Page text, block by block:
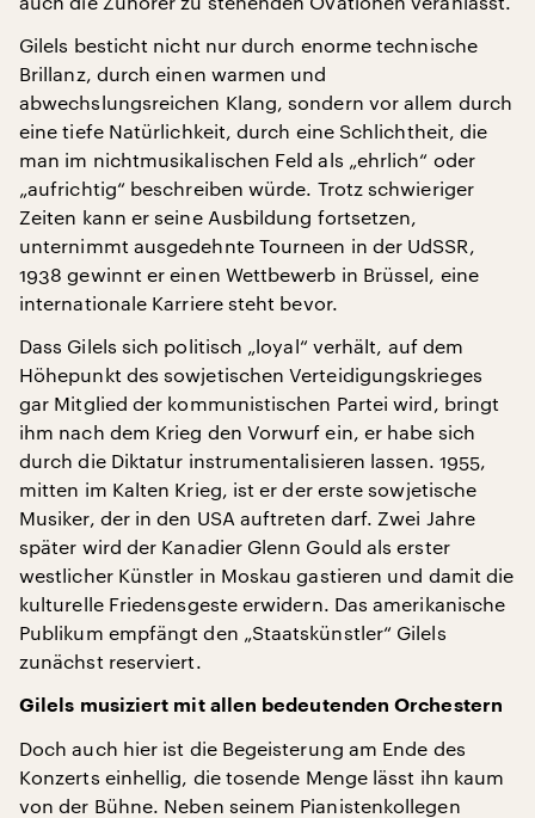
Gilels besticht nicht nur durch enorme technische
Brillanz, durch einen warmen und
abwechslungsreichen Klang, sondern vor allem durch
eine tiefe Natürlichkeit, durch eine Schlichtheit, die
man im nichtmusikalischen Feld als „ehrlich“ oder
„aufrichtig“ beschreiben würde. Trotz schwieriger
Zeiten kann er seine Ausbildung fortsetzen,
unternimmt ausgedehnte Tourneen in der UdSSR,
1938 gewinnt er einen Wettbewerb in Brüssel, eine
internationale Karriere steht bevor.
Dass Gilels sich politisch „loyal“ verhält, auf dem
Höhepunkt des sowjetischen Verteidigungskrieges
gar Mitglied der kommunistischen Partei wird, bringt
ihm nach dem Krieg den Vorwurf ein, er habe sich
durch die Diktatur instrumentalisieren lassen. 1955,
mitten im Kalten Krieg, ist er der erste sowjetische
Musiker, der in den USA auftreten darf. Zwei Jahre
später wird der Kanadier Glenn Gould als erster
westlicher Künstler in Moskau gastieren und damit die
kulturelle Friedensgeste erwidern. Das amerikanische
Publikum empfängt den „Staatskünstler“ Gilels
zunächst reserviert.
Gilels musiziert mit allen bedeutenden Orchestern
Doch auch hier ist die Begeisterung am Ende des
Konzerts einhellig, die tosende Menge lässt ihn kaum
von der Bühne. Neben seinem Pianistenkollegen